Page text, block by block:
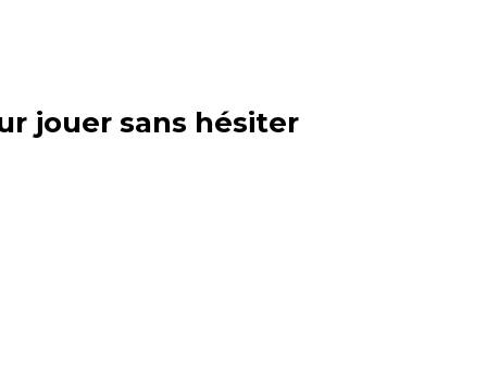
jouer sans hésiter